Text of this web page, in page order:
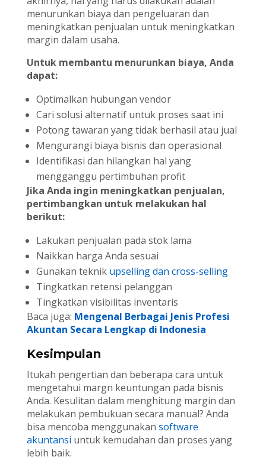
menurunkan biaya dan pengeluaran dan
meningkatkan penjualan untuk meningkatkan
margin dalam usaha.
Untuk membantu menurunkan biaya, Anda
dapat:
Optimalkan hubungan vendor
Cari solusi alternatif untuk proses saat ini
Potong tawaran yang tidak berhasil atau jual
Mengurangi biaya bisnis dan operasional
Identifikasi dan hilangkan hal yang
mengganggu pertimbuhan profit
Jika Anda ingin meningkatkan penjualan,
pertimbangkan untuk melakukan hal
berikut:
Lakukan penjualan pada stok lama
Naikkan harga Anda sesuai
Gunakan teknik upselling dan cross-selling
Tingkatkan retensi pelanggan
Tingkatkan visibilitas inventaris
Baca juga: Mengenal Berbagai Jenis Profesi
Akuntan Secara Lengkap di Indonesia
Kesimpulan
Itukah pengertian dan beberapa cara untuk
mengetahui margn keuntungan pada bisnis
Anda. Kesulitan dalam menghitung margin dan
melakukan pembukuan secara manual? Anda
bisa mencoba menggunakan software
akuntansi untuk kemudahan dan proses yang
lebih baik.